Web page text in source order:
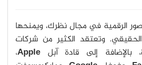
الرقمية في مجال نظرك، ويمنحها
وتعتقد الكثير من شركات
بالإضافة إلى قادة آبل Apple،